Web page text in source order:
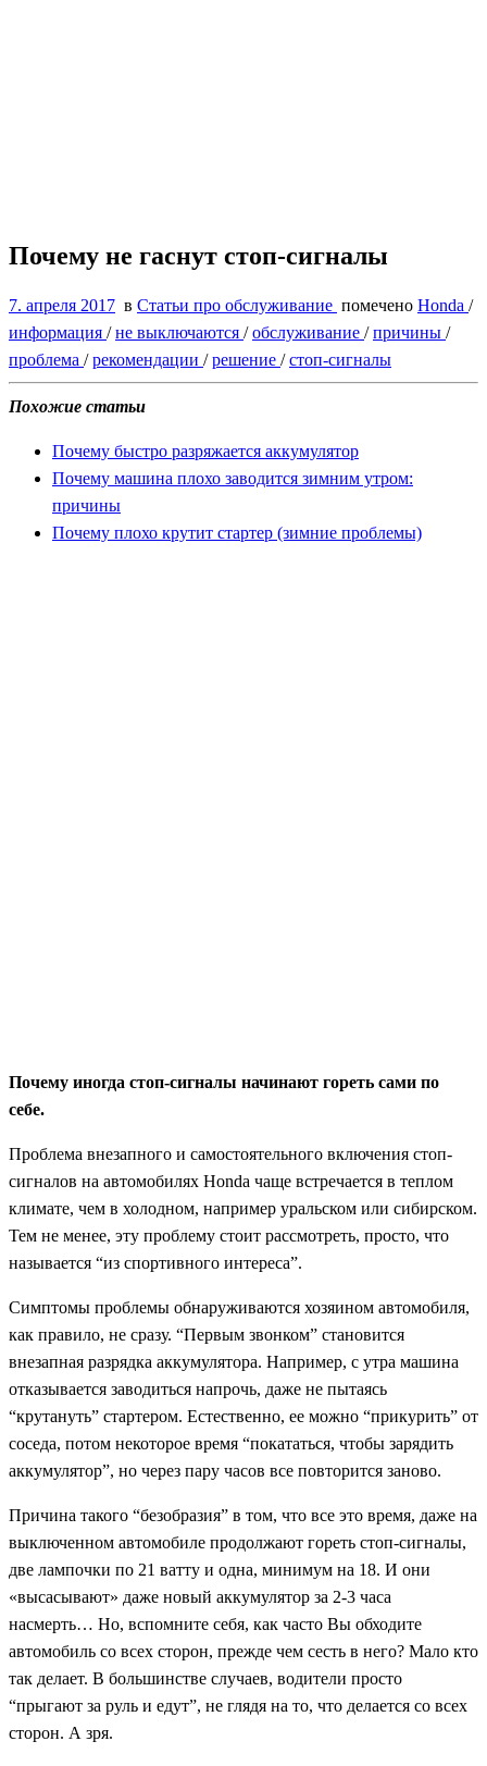
Почему не гаснут стоп-сигналы
7. апреля 2017 в Статьи про обслуживание помечено Honda /
информация /не выключаются /обслуживание /причины /
проблема /рекомендации /решение /стоп-сигналы
Похожие статьи
Почему быстро разряжается аккумулятор
Почему машина плохо заводится зимним утром:
причины
Почему плохо крутит стартер (зимние проблемы)
Почему иногда стоп-сигналы начинают гореть сами по
себе.
Проблема внезапного и самостоятельного включения стоп-
сигналов на автомобилях Honda чаще встречается в теплом
климате, чем в холодном, например уральском или сибирском.
Тем не менее, эту проблему стоит рассмотреть, просто, что
называется “из спортивного интереса”.
Симптомы проблемы обнаруживаются хозяином автомобиля,
как правило, не сразу. “Первым звонком” становится
внезапная разрядка аккумулятора. Например, с утра машина
отказывается заводиться напрочь, даже не пытаясь
“крутануть” стартером. Естественно, ее можно “прикурить” от
соседа, потом некоторое время “покататься, чтобы зарядить
аккумулятор”, но через пару часов все повторится заново.
Причина такого “безобразия” в том, что все это время, даже на
выключенном автомобиле продолжают гореть стоп-сигналы,
две лампочки по 21 ватту и одна, минимум на 18. И они
«высасывают» даже новый аккумулятор за 2-3 часа
насмерть… Но, вспомните себя, как часто Вы обходите
автомобиль со всех сторон, прежде чем сесть в него? Мало кто
так делает. В большинстве случаев, водители просто
“прыгают за руль и едут”, не глядя на то, что делается со всех
сторон. А зря.